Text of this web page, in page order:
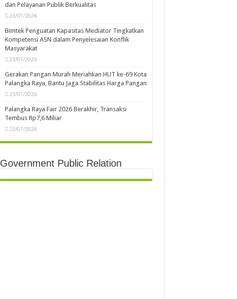
dan Pelayanan Publik Berkualitas
23/07/2026
Bimtek Penguatan Kapasitas Mediator Tingkatkan
Kompetensi ASN dalam Penyelesaian Konflik
Masyarakat
23/07/2026
Gerakan Pangan Murah Meriahkan HUT ke-69 Kota
Palangka Raya, Bantu Jaga Stabilitas Harga Pangan
23/07/2026
Palangka Raya Fair 2026 Berakhir, Transaksi
Tembus Rp7,6 Miliar
22/07/2026
Government Public Relation